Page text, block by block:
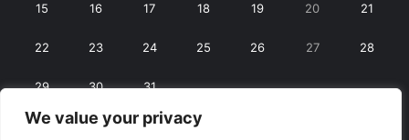
We value your privacy
15 16 17 18 19 20 21
22 23 24 25 26 27 28
29 30 31
« iun. aug. »